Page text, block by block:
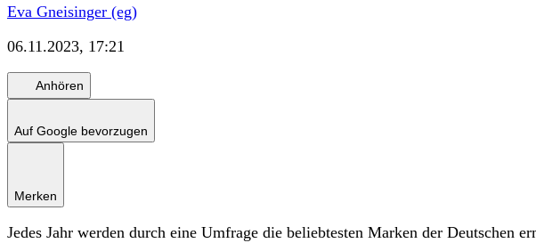
Eva Gneisinger (eg)
06.11.2023, 17:21
Anhören
Auf Google bevorzugen
Merken
Jedes Jahr werden durch eine Umfrage die beliebtesten Marken der Deutschen